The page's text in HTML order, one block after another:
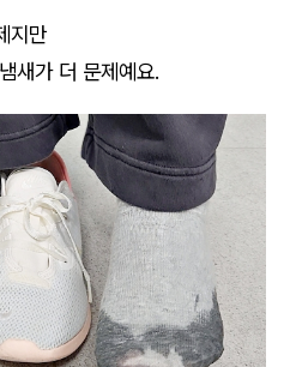
지만
새가 더 문제예요.